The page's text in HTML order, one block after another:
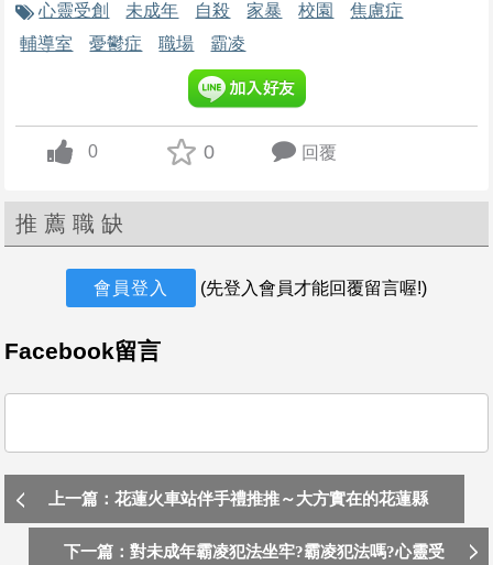
心靈受創 未成年 自殺 家暴 校園
焦慮症
輔導室
憂鬱症 職場 霸凌
up vote
0 0 回覆
推薦職缺
會員登入 (先登入會員才能回覆留言喔!)
Facebook留言
上一篇：花蓮火車站伴手禮推推～大方實在的花蓮縣
餅。
下一篇：對未成年霸凌犯法坐牢?霸凌犯法嗎?心靈受